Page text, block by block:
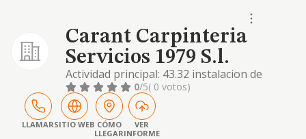
Carant Carpinteria
Servicios 1979 S.l.
Actividad principal: 43.32 instalacion de
carpinteria. otras actividades: cnae 43.24
otras instalaciones de obras de construccion
y 43.33 revestimiento de suelos y paredes
0/5( 0 votos)
LLAMARSITIO WEB CÓMO
LLEGAR
VER
INFORME